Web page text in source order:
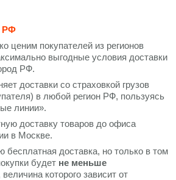
РФ
ценим покупателей из регионов
выгодные условия доставки
РФ.
доставки со страховкой грузов
в любой регион РФ, пользуясь
линии».
доставку товаров до офиса
в Москве.
бесплатная доставка, но только в том
будет не меньше
величина которого зависит от